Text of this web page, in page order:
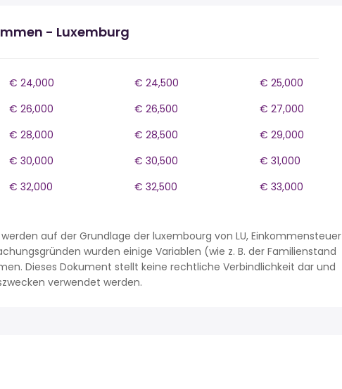
- Luxemburg
€ 24,000 € 24,500
€ 25,000
€ 26,000 € 26,500
€ 27,000
€ 28,000 € 28,500
€ 29,000
€ 30,000 € 30,500
€ 31,000
€ 32,000 € 32,500 € 33,000
werden auf der Grundlage der luxembourg von LU, Einkommensteuer
wurden einige Variablen (wie z. B. der Familienstand
Dieses Dokument stellt keine rechtliche Verbindlichkeit dar und
verwendet werden.